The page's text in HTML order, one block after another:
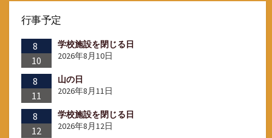
行事予定
8
10
学校施設を閉じる日
2026年8月10日
8
11
山の日
2026年8月11日
8
12
学校施設を閉じる日
2026年8月12日